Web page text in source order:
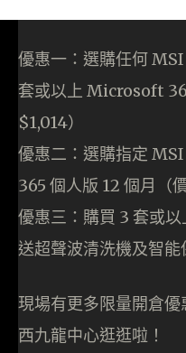
優惠一：選購任何
套或以上 Microsoft
$1,014）
優惠二：選購指定
365 個人版 12 個月（
優惠三：購買 3 套或
送超聲波清洗機及智能
現場有更多限量開倉優
西九龍中心逛逛啦！